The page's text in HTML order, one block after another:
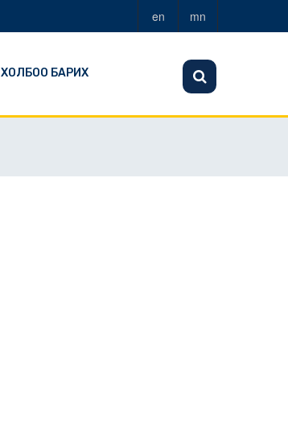
en mn
ХОЛБОО БАРИХ